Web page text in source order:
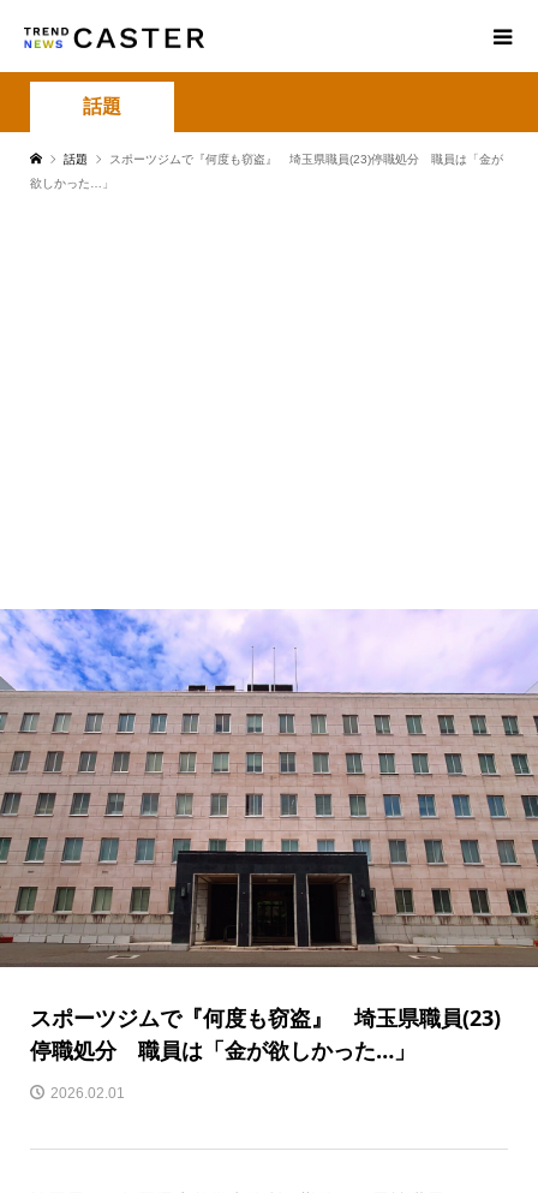
話題
話題
スポーツジムで『何度も窃盗』 埼玉県職員(23)停職処分 職員は「金が
欲しかった…」
スポーツジムで『何度も窃盗』 埼玉県職員(23)
停職処分 職員は「金が欲しかった…」
2026.02.01